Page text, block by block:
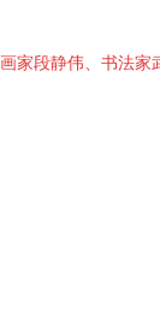
画家段静伟、书法家